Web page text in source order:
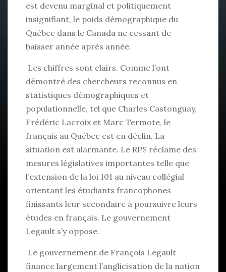
est devenu marginal et politiquement
insignifiant, le poids démographique du
Québec dans le Canada ne cessant de
baisser année après année.
Les chiffres sont clairs. Comme l’ont
démontré des chercheurs reconnus en
statistiques démographiques et
populationnelle, tel que Charles Castonguay,
Frédéric Lacroix et Marc Termote, le
français au Québec est en déclin. La
situation est alarmante. Le RPS réclame des
mesures législatives importantes telle que
l’extension de la loi 101 au niveau collégial
orientant les étudiants francophones
finissants leur secondaire à poursuivre leurs
études en français. Le gouvernement
Legault s’y oppose.
Le gouvernement de François Legault
finance largement l’anglicisation de la nation